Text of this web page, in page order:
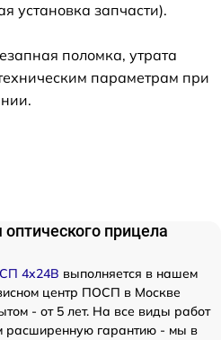
установка запчасти).
поломка, утрата
параметрам при
прицела
4x24B выполняется в нашем
центр ПОСП в Москве
- от 5 лет. На все виды работ
расширенную гарантию - мы в